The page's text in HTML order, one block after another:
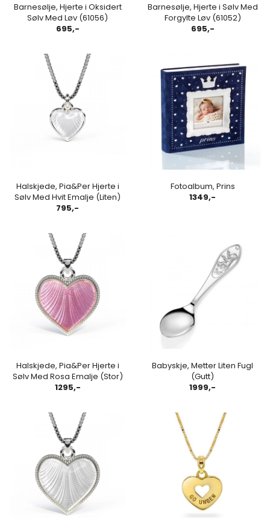
Barnesølje, Hjerte i Oksidert
Sølv Med Løv (61056)
695,-
Barnesølje, Hjerte i Sølv Med
Forgylte Løv (61052)
695,-
Halskjede, Pia&Per Hjerte i
Sølv Med Hvit Emalje (Liten)
795,-
Fotoalbum, Prins
1349,-
Halskjede, Pia&Per Hjerte i
Sølv Med Rosa Emalje (Stor)
1295,-
Babyskje, Metter Liten Fugl
(Gutt)
1999,-